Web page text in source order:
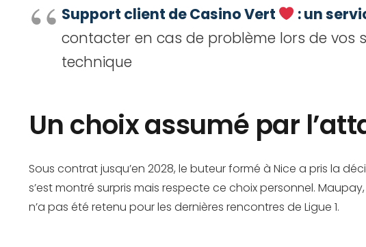
Support client de Casino Vert : un
contacter en cas de problème lors de vos
technique
Un choix assumé par
Sous contrat jusqu’en 2028, le buteur formé à Nice a pris la
s’est montré surpris mais respecte ce choix personnel.
n’a pas été retenu pour les dernières rencontres de Ligue 1.